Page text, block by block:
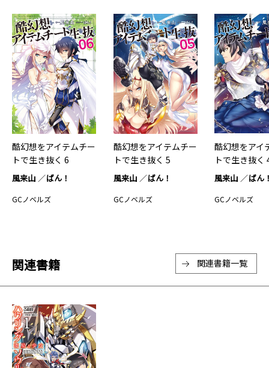
酷幻想をアイテムチー
トで生き抜く 6
風来山 ばん！
GCノベルズ
酷幻想をアイテムチー
トで生き抜く 5
風来山 ばん！
GCノベルズ
酷幻想をアイ
トで生き抜く
風来山 ばん
GCノベルズ
関連書籍 関連書籍一覧